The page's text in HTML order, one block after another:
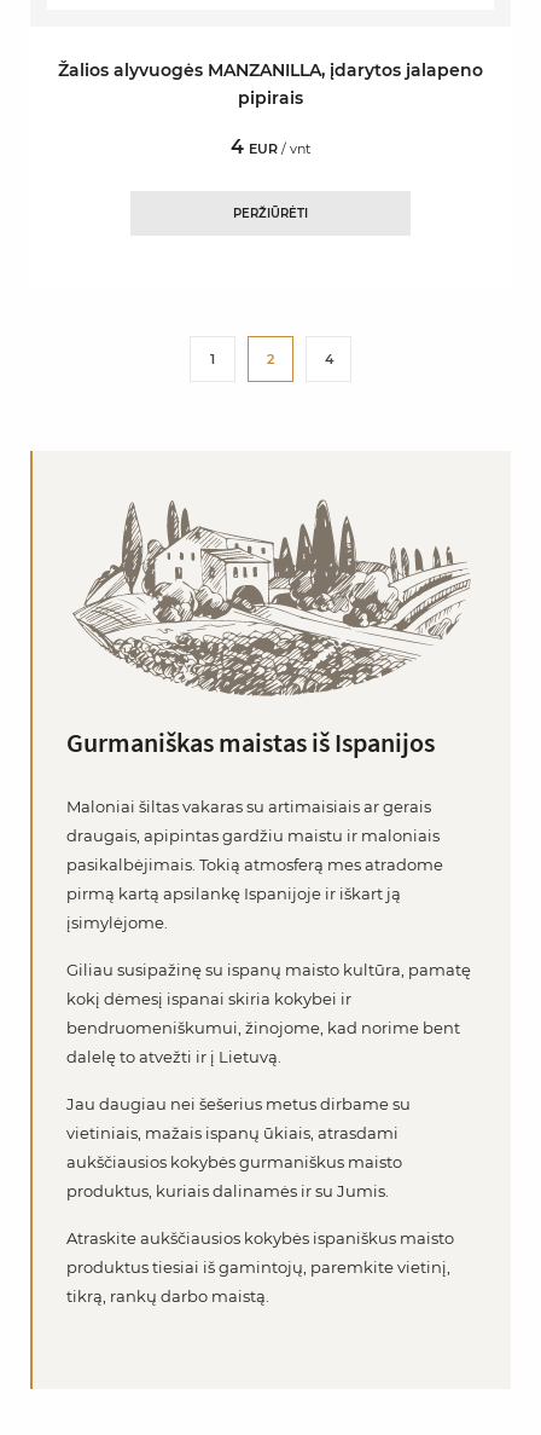
Žalios alyvuogės MANZANILLA, įdarytos jalapeno
pipirais
4 EUR / vnt
PERŽIŪRĖTI
1 2 4
Gurmaniškas maistas iš Ispanijos
Maloniai šiltas vakaras su artimaisiais ar gerais
draugais, apipintas gardžiu maistu ir maloniais
pasikalbėjimais. Tokią atmosferą mes atradome
pirmą kartą apsilankę Ispanijoje ir iškart ją
įsimylėjome.
Giliau susipažinę su ispanų maisto kultūra, pamatę
kokį dėmesį ispanai skiria kokybei ir
bendruomeniškumui, žinojome, kad norime bent
dalelę to atvežti ir į Lietuvą.
Jau daugiau nei šešerius metus dirbame su
vietiniais, mažais ispanų ūkiais, atrasdami
aukščiausios kokybės gurmaniškus maisto
produktus, kuriais dalinamės ir su Jumis.
Atraskite aukščiausios kokybės ispaniškus maisto
produktus tiesiai iš gamintojų, paremkite vietinį,
tikrą, rankų darbo maistą.